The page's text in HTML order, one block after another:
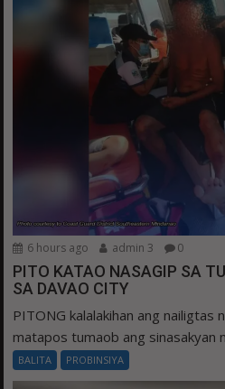
6 hours ago admin 3 0
PITO KATAO NASAGIP SA
SA DAVAO CITY
PITONG kalalakihan ang nailigtas
matapos tumaob ang sinasakyan
BALITA PROBINSIYA